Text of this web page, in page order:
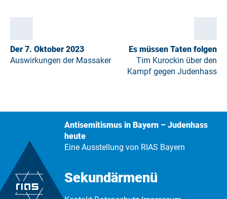
Der 7. Oktober 2023
Auswirkungen der Massaker
Es müssen Taten folgen
Tim Kurockin über den
Kampf gegen Judenhass
Antisemitismus in Bayern – Judenhass
heute
Eine Ausstellung von RIAS Bayern
Sekundärmenü